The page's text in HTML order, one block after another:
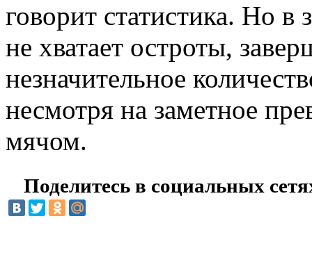
говорит статистика. Но
не хватает остроты,
незначительное
несмотря на заметное
мячом.
Поделитесь в социальных